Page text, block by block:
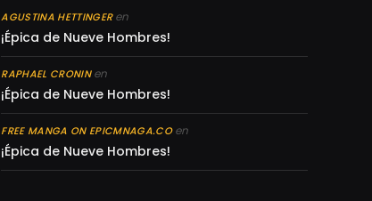
AGUSTINA HETTINGERen
¡Épica de Nueve Hombres!
RAPHAEL CRONINen
¡Épica de Nueve Hombres!
FREE MANGA ON EPICMNAGA.COen
¡Épica de Nueve Hombres!